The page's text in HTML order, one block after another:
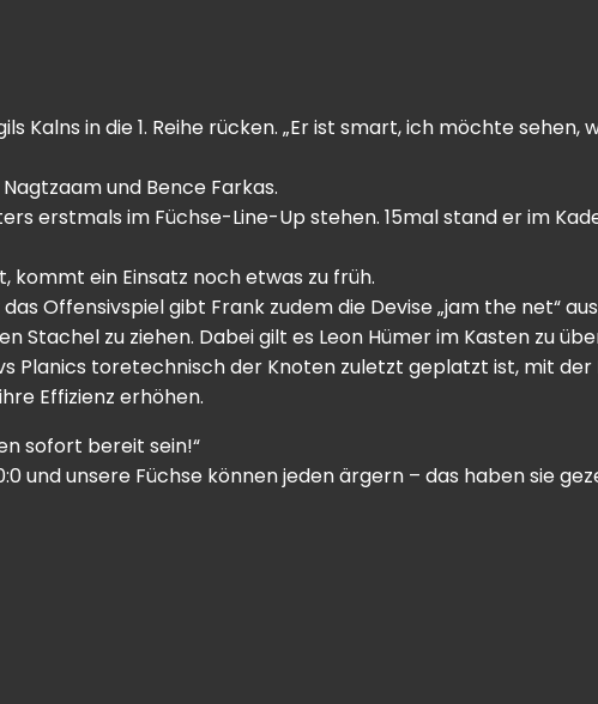
Kalns in die 1. Reihe rücken. „Er ist smart, ich möchte
und Bence Farkas.
erstmals im Füchse-Line-Up stehen. 15mal stand er im
kommt ein Einsatz noch etwas zu früh.
Offensivspiel gibt Frank zudem die Devise „jam the net“
Stachel zu ziehen. Dabei gilt es Leon Hümer im Kasten zu
Planics toretechnisch der Knoten zuletzt geplatzt ist, mit
Effizienz erhöhen.
sofort bereit sein!“
und unsere Füchse können jeden ärgern – das haben sie